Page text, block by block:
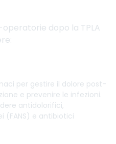
dopo la TPLA
per gestire il dolore post-
e prevenire le infezioni.
antidolorifici,
(FANS) e antibiotici